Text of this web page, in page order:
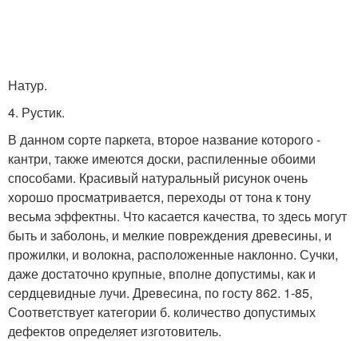
Натур.
4. Рустик.
В данном сорте паркета, второе название которого -
кантри, также имеются доски, распиленные обоими
способами. Красивый натуральный рисунок очень
хорошо просматривается, переходы от тона к тону
весьма эффектны. Что касается качества, то здесь могут
быть и заболонь, и мелкие повреждения древесины, и
прожилки, и волокна, расположенные наклонно. Сучки,
даже достаточно крупные, вполне допустимы, как и
сердцевидные лучи. Древесина, по госту 862. 1-85,
Соответствует категории б. количество допустимых
дефектов определяет изготовитель.